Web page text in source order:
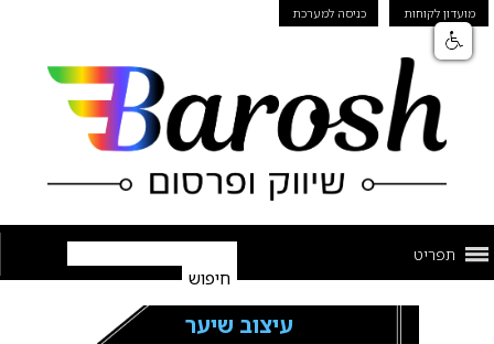
מועדון לקוחות כניסה למערכת
תפריט
עיצוב שיער